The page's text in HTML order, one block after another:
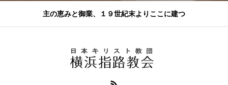
主の恵みと御業、１９世紀末よりここに建つ